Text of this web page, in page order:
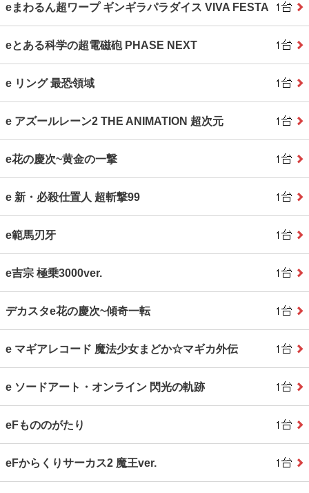
eまわるん超ワープ ギンギラパラダイス VIVA FESTA
eとある科学の超電磁砲 PHASE NEXT
e リング 最恐領域
e アズールレーン2 THE ANIMATION 超次元
e花の慶次~黄金の一撃
e 新・必殺仕置人 超斬撃99
e範馬刃牙
e吉宗 極乗3000ver.
デカスタe花の慶次~傾奇一転
e マギアレコード 魔法少女まどか☆マギカ外伝
e ソードアート・オンライン 閃光の軌跡
eFもののがたり
eFからくりサーカス2 魔王ver.